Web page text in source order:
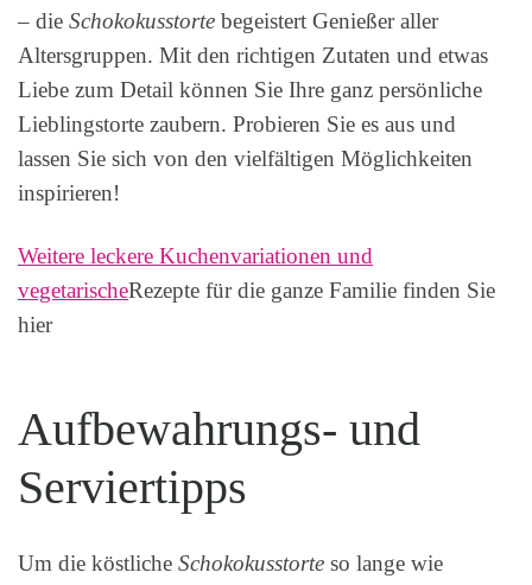
– die Schokokusstorte begeistert Genießer aller
Altersgruppen. Mit den richtigen Zutaten und etwas
Liebe zum Detail können Sie Ihre ganz persönliche
Lieblingstorte zaubern. Probieren Sie es aus und
lassen Sie sich von den vielfältigen Möglichkeiten
inspirieren!
Weitere leckere Kuchenvariationen und
vegetarischeRezepte für die ganze Familie finden Sie
hier
Aufbewahrungs- und
Serviertipps
Um die köstliche Schokokusstorte so lange wie